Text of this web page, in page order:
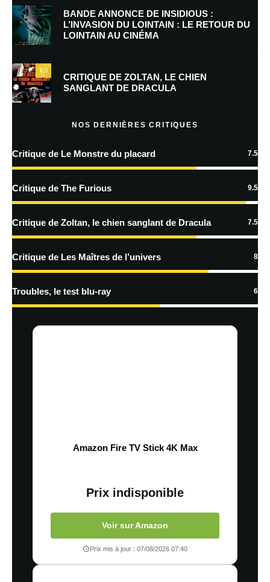
Enregistrer mon nom, mon e-mail et mon site dans le navigateur pour
mon prochain commentaire.
Prévenez-moi de tous les nouveaux commentaires par e-mail.
Prévenez-moi de tous les nouveaux articles par e-mail.
En savoir
traitées
BANDE ANNONCE DE INSIDIOUS :
L’INVASION DU LOINTAIN : LE RETOUR DU
LOINTAIN AU CINÉMA
7.5
CRITIQUE DE ZOLTAN, LE CHIEN
SANGLANT DE DRACULA
NOS DERNIÈRES CRITIQUES
Critique de Le Monstre du placard 7.5
Critique de The Furious 9.5
Critique de Zoltan, le chien sanglant de Dracula 7.5
Critique de Les Maîtres de l’univers 8
Troubles, le test blu-ray 6
Amazon Fire TV Stick 4K Max
Prix indisponible
Voir sur Amazon
Prix mis à jour : 07/08/2026 07:40